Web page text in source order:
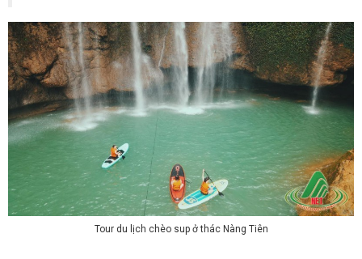
Tour du lịch chèo sup ở thác Nàng Tiên